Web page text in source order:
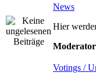
News
Hier
Votings /